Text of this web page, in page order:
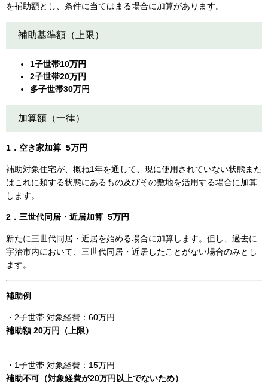
を補助額とし、条件に当てはまる場合に加算があります。
補助基準額（上限）
1子世帯10万円
2子世帯20万円
多子世帯30万円
加算額（一律）
1．空き家加算 5万円
補助対象住宅が、概ね1年を通して、現に使用されていない状態また
はこれに類する状態にあるもの及びその敷地を活用する場合に加算
します。
2．三世代同居・近居加算 5万円
新たに三世代同居・近居を始める場合に加算します。但し、過去に
宇治市内において、三世代同居・近居したことがない場合のみとし
ます。
補助例
・2子世帯 対象経費：60万円
補助額 20万円（上限）
・1子世帯 対象経費：15万円
補助不可（対象経費が20万円以上でないため）